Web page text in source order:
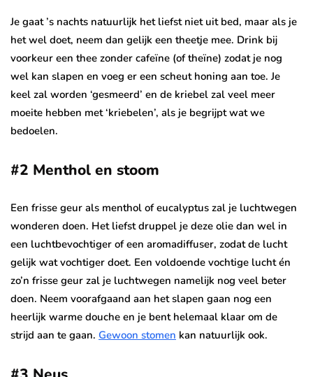
Je gaat ’s nachts natuurlijk het liefst niet uit bed, maar als je
het wel doet, neem dan gelijk een theetje mee. Drink bij
voorkeur een thee zonder cafeïne (of theïne) zodat je nog
wel kan slapen en voeg er een scheut honing aan toe. Je
keel zal worden ‘gesmeerd’ en de kriebel zal veel meer
moeite hebben met ‘kriebelen’, als je begrijpt wat we
bedoelen.
#2 Menthol en stoom
Een frisse geur als menthol of eucalyptus zal je luchtwegen
wonderen doen. Het liefst druppel je deze olie dan wel in
een luchtbevochtiger of een aromadiffuser, zodat de lucht
gelijk wat vochtiger doet. Een voldoende vochtige lucht én
zo’n frisse geur zal je luchtwegen namelijk nog veel beter
doen. Neem voorafgaand aan het slapen gaan nog een
heerlijk warme douche en je bent helemaal klaar om de
strijd aan te gaan. Gewoon stomen kan natuurlijk ook.